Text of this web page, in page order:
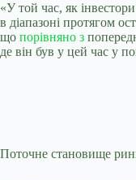
«У той час, як
в діапазоні протягом
що порівняно з
де він був у цей час у
Поточне становище